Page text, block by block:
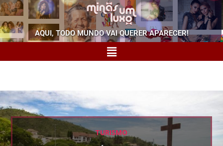
AQUI, TODO MUNDO VAI QUERER APARECER!
TURISMO